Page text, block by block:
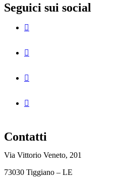
Seguici sui social
Contatti
Via Vittorio Veneto, 201
73030 Tiggiano – LE